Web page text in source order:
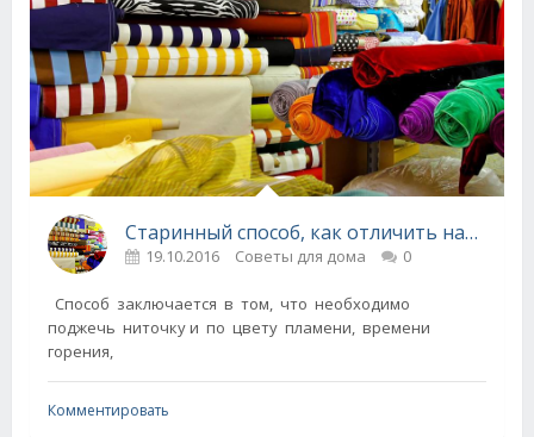
Старинный способ, как отличить натуральные ткани от искусственных.
19.10.2016 Советы для дома 0
Способ заключается в том, что необходимо
поджечь ниточку и по цвету пламени, времени
горения,
Комментировать